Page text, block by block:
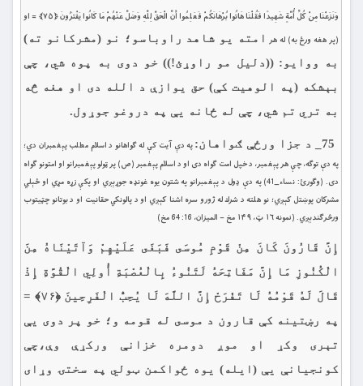
وَنَزَعْنَا مِنْ كُلِّ أُمَّةٍ شَهِيدًا فَقُلْنَا هَاتُوا بُرْهَانَكُمْ فَعَلِمُوا أَنَّ الْحَقَّ لِلَّهِ وَضَلَّ عَنْهُمْ مَا كَانُوا يَفْتَرُونَ ﴿۷۵﴾ = او
(پر هغه ورځ به) له هر امته يو شاهد راوباسو؛ نو (مشركانو ته)
به ووايو: ((دليل مو راوړئ!)) خو دوى به پوه شي، چې
بېشکه (په الوهيت كې) حق يوازې د الله دى او هغه څه
به تري تم شي، چې له ځانه یې په دروغو جوړول.
په دې آيت کې له ګواهانو د اسلام مطلب پېغمبران دي؛
په دې توګه، چې هر پېغمبر، د خپل امت ګواه دى او د اسلام پېغمبر (ص) پر ټولو پېغمبرانو او امتونو ګواه
دى. (وګورئ: نساء_41) په دې ډول د پېغمبرانو په شتون يوه غونډه جوړېږي او پكې زړه مړي او ځېلي
مشركان پوښتل کېږي؛ نو هلته د شرك له ژورو سره اشنا كېږي او د پالونكي حقانيت او د بوتانو چټیتوب
ورڅرګندېږي. (نمونه ۱۶ ټ، ۱۴۹ مخ – الميزان، 16: 64 مخ)
إِنَّ قَارُونَ كَانَ مِنْ قَوْمِ مُوسَى فَبَغَى عَلَيْهِمْ وَآتَيْنَاهُ مِنَ
الْكُنُوزِ مَا إِنَّ مَفَاتِحَهُ لَتَنُوءُ بِالْعُصْبَةِ أُولِي الْقُوَّةِ إِذْ
قَالَ لَهُ قَوْمُهُ لَا تَفْرَحْ إِنَّ اللَّهَ لَا يُحِبُّ الْفَرِحِينَ ﴿۷۶﴾ =
په رښتینه کې قارون د موسى له قومه و؛ خو پر دوی يې
تېری وكړ او موږ دومره خزانې وركړې وې،چې
كونجیانې يې (ايله) يوه ځواکمن ټولي په سختۍ وړاى